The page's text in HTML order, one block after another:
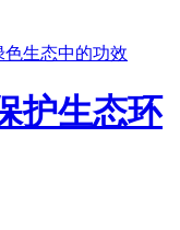
护生态环